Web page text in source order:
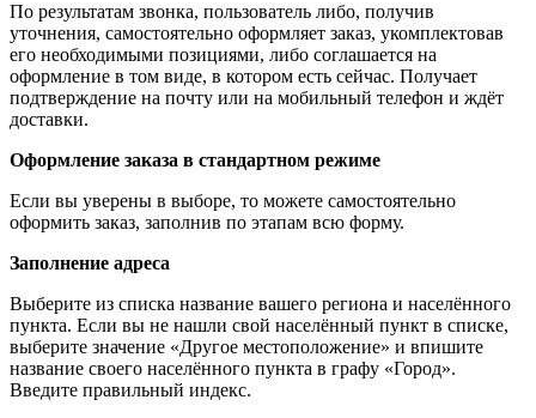
По результатам звонка, пользователь либо, получив
уточнения, самостоятельно оформляет заказ, укомплектовав
его необходимыми позициями, либо соглашается на
оформление в том виде, в котором есть сейчас. Получает
подтверждение на почту или на мобильный телефон и ждёт
доставки.
Оформление заказа в стандартном режиме
Если вы уверены в выборе, то можете самостоятельно
оформить заказ, заполнив по этапам всю форму.
Заполнение адреса
Выберите из списка название вашего региона и населённого
пункта. Если вы не нашли свой населённый пункт в списке,
выберите значение «Другое местоположение» и впишите
название своего населённого пункта в графу «Город».
Введите правильный индекс.